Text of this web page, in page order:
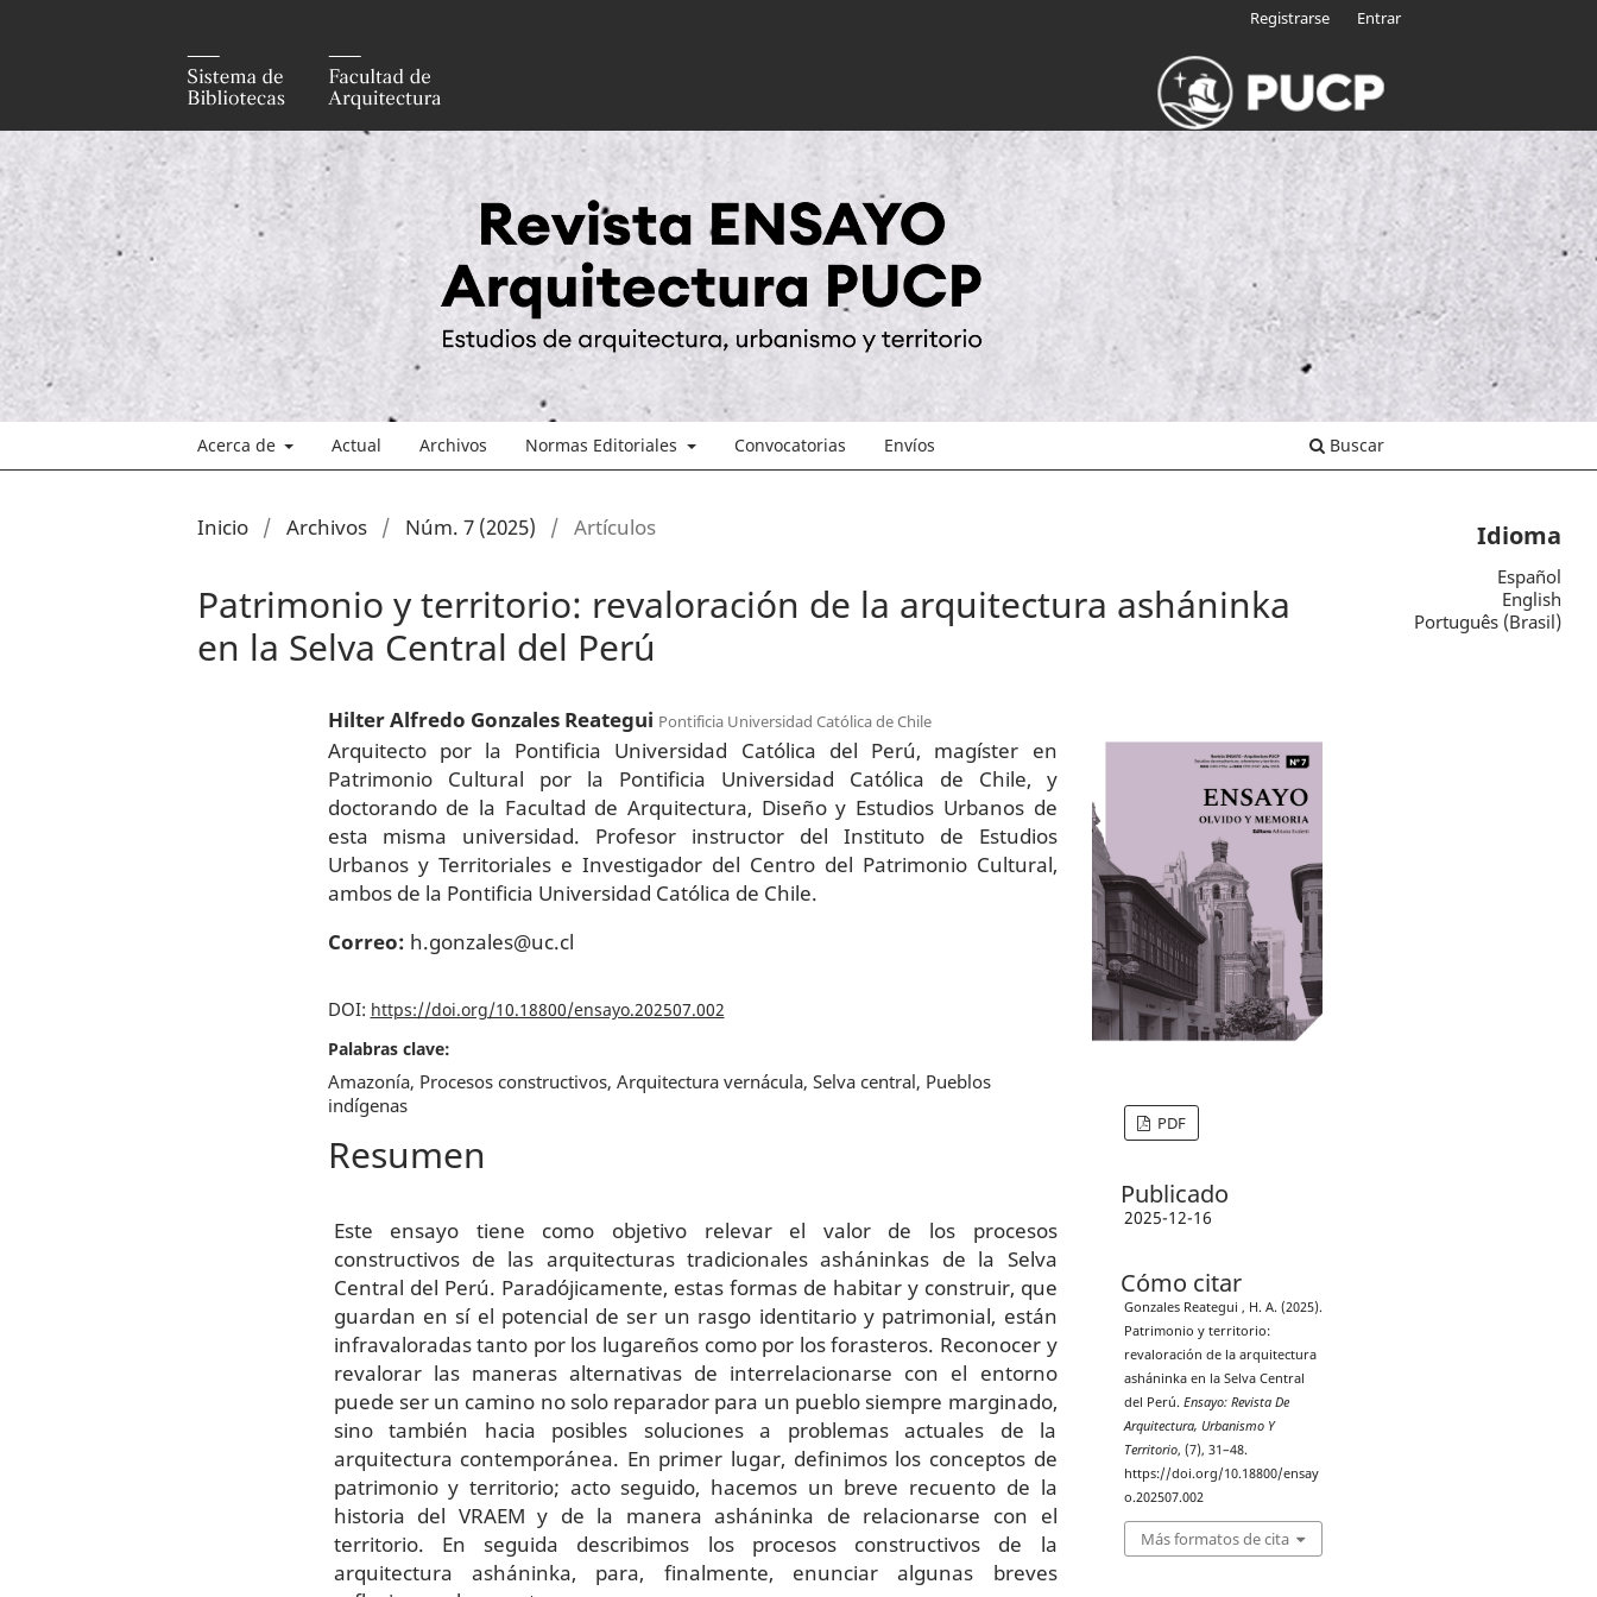
Acerca de Actual Archivos Normas Editoriales Convocatorias Envíos Buscar
Registrarse Entrar
Inicio / Archivos / Núm. 7 (2025) / Artículos
Patrimonio y territorio: revaloración de la arquitectura asháninka
en la Selva Central del Perú
Hilter Alfredo Gonzales Reategui Pontificia Universidad Católica de Chile
Arquitecto por la Pontificia Universidad Católica del Perú, magíster en
Patrimonio Cultural por la Pontificia Universidad Católica de Chile, y
doctorando de la Facultad de Arquitectura, Diseño y Estudios Urbanos de
esta misma universidad. Profesor instructor del Instituto de Estudios
Urbanos y Territoriales e Investigador del Centro del Patrimonio Cultural,
ambos de la Pontificia Universidad Católica de Chile.
Correo: h.gonzales@uc.cl
DOI: https://doi.org/10.18800/ensayo.202507.002
Palabras clave:
Amazonía, Procesos constructivos, Arquitectura vernácula, Selva central, Pueblos
indígenas
Resumen
Este ensayo tiene como objetivo relevar el valor de los procesos
constructivos de las arquitecturas tradicionales asháninkas de la Selva
Central del Perú. Paradójicamente, estas formas de habitar y construir, que
guardan en sí el potencial de ser un rasgo identitario y patrimonial, están
infravaloradas tanto por los lugareños como por los forasteros. Reconocer y
revalorar las maneras alternativas de interrelacionarse con el entorno
puede ser un camino no solo reparador para un pueblo siempre marginado,
sino también hacia posibles soluciones a problemas actuales de la
arquitectura contemporánea. En primer lugar, definimos los conceptos de
patrimonio y territorio; acto seguido, hacemos un breve recuento de la
historia del VRAEM y de la manera asháninka de relacionarse con el
territorio. En seguida describimos los procesos constructivos de la
arquitectura asháninka, para, finalmente, enunciar algunas breves
PDF
Publicado
2025-12-16
Cómo citar
Gonzales Reategui , H. A. (2025).
Patrimonio y territorio:
revaloración de la arquitectura
asháninka en la Selva Central
del Perú. Ensayo: Revista De
Arquitectura, Urbanismo Y
Territorio, (7), 31–48.
https://doi.org/10.18800/ensay
o.202507.002
Más formatos de cita
Idioma
Español
English
Português (Brasil)